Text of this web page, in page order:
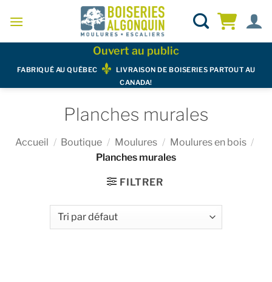
Ouvert au public
FABRIQUÉ AU QUÉBEC
LIVRAISON DE BOISERIES PARTOUT AU
CANADA!
Planches murales
Accueil / Boutique / Moulures / Moulures en bois /
Planches murales
FILTRER